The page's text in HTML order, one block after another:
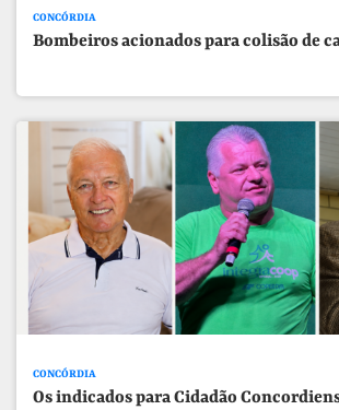
CONCÓRDIA
Bombeiros acionados para colisão de
CONCÓRDIA
Os indicados para Cidadão